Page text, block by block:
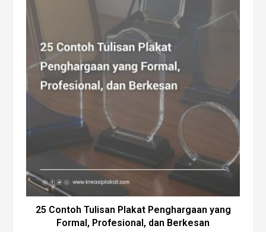
25 Contoh Tulisan Plakat Penghargaan yang
Formal, Profesional, dan Berkesan